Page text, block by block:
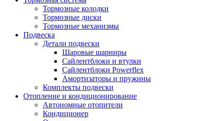
Тормозные колодки
Тормозные диски
Тормозные механизмы
Подвеска
Детали подвески
Шаровые шарниры
Сайлентблоки и втулки
Сайлентблоки Powerflex
Амортизаторы и пружины
Комплекты подвески
Отопление и кондиционирование
Автономные отопители
Кондиционер